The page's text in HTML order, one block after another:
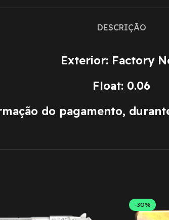
DESCRIÇÃO
Exterior: Factory
Float: 0.06
do pagamento,
-30%